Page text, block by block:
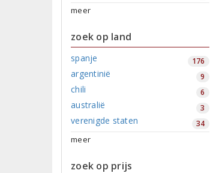
meer
zoek op land
spanje 176
argentinië 9
chili 6
australië 3
verenigde staten 34
meer
zoek op prijs